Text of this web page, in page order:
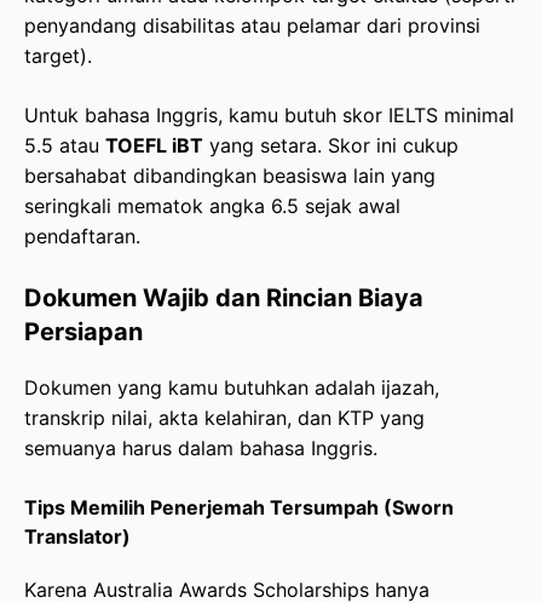
penyandang disabilitas atau pelamar dari provinsi
target).
Untuk bahasa Inggris, kamu butuh skor IELTS minimal
5.5 atau TOEFL iBT yang setara. Skor ini cukup
bersahabat dibandingkan beasiswa lain yang
seringkali mematok angka 6.5 sejak awal
pendaftaran.
Dokumen Wajib dan Rincian Biaya
Persiapan
Dokumen yang kamu butuhkan adalah ijazah,
transkrip nilai, akta kelahiran, dan KTP yang
semuanya harus dalam bahasa Inggris.
Tips Memilih Penerjemah Tersumpah (Sworn
Translator)
Karena Australia Awards Scholarships hanya